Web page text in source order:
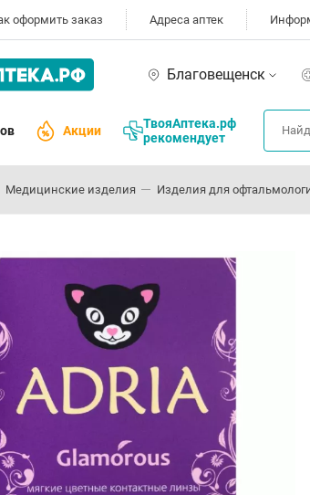
оформить заказ Адреса аптек
Благовещенск
Акции
ТвояАптека.рф
рекомендует
Медицинские изделия Изделия для